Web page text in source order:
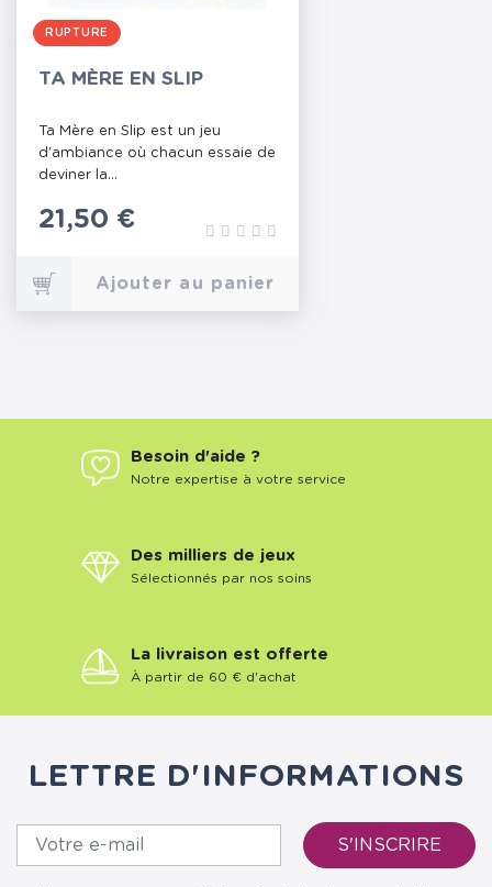
RUPTURE
TA MÈRE EN SLIP
Ta Mère en Slip est un jeu
d'ambiance où chacun essaie de
deviner la...
Prix
21,50 €
Ajouter au panier
Besoin d'aide ?
Notre expertise à votre service
Des milliers de jeux
Sélectionnés par nos soins
La livraison est offerte
À partir de 60 € d'achat
LETTRE D'INFORMATIONS